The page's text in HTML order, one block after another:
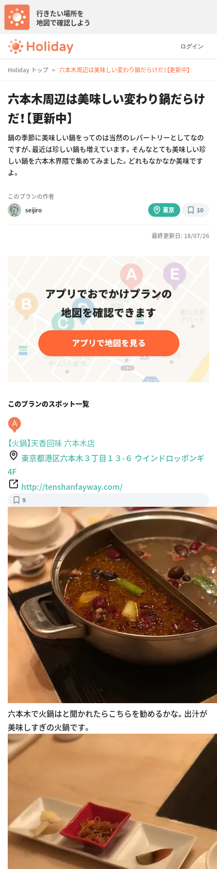
ログイン
行きたい場所を
地図で確認しよう
Holiday トップ 六本木周辺は美味しい変わり鍋だらけだ！【更新中】
六本木周辺は美味しい変わり鍋だらけ
だ！【更新中】
鍋の季節に美味しい鍋をってのは当然のレパートリーとしてなの
ですが、最近は珍しい鍋も増えています。そんなとても美味しい珍
しい鍋を六本木界隈で集めてみました。どれもなかなか美味です
よ。
このプランの作者
seijiro
東京 10
最終更新日: 18/07/26
このプランのスポット一覧
A
【火鍋】天香回味 六本木店
東京都港区六本木３丁目１３-６ ウインドロッポンギ
4F
http://tenshanfayway.com/
9
六本木で火鍋はと聞かれたらこちらを勧めるかな。出汁が
美味しすぎの火鍋です。